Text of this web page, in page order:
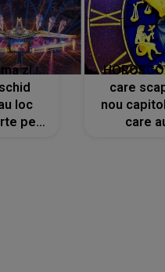
zi.
loc
pe
care
nou
care